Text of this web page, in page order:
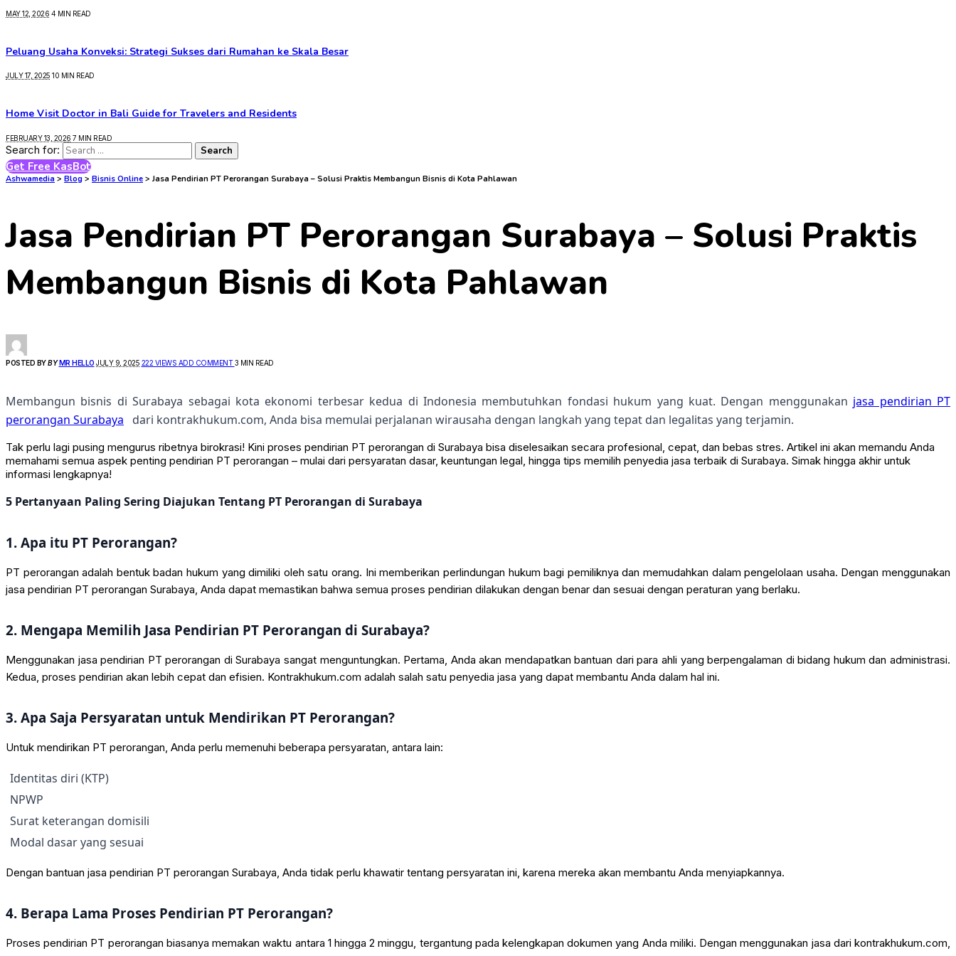
MAY 12, 2026 4 MIN READ
Peluang Usaha Konveksi: Strategi Sukses dari Rumahan ke Skala Besar
JULY 17, 2025 10 MIN READ
Home Visit Doctor in Bali Guide for Travelers and Residents
FEBRUARY 13, 2026 7 MIN READ
Search for:
Get Free KasBot
Ashwamedia > Blog > Bisnis Online > Jasa Pendirian PT Perorangan Surabaya – Solusi Praktis Membangun Bisnis di Kota Pahlawan
Jasa Pendirian PT Perorangan Surabaya – Solusi Praktis
Membangun Bisnis di Kota Pahlawan
POSTED BY BYMR HELLO JULY 9, 2025 222 VIEWS ADD COMMENT3 MIN READ
Membangun bisnis di Surabaya sebagai kota ekonomi terbesar kedua di Indonesia membutuhkan fondasi hukum yang kuat. Dengan menggunakan jasa pendirian PT
perorangan Surabaya dari kontrakhukum.com, Anda bisa memulai perjalanan wirausaha dengan langkah yang tepat dan legalitas yang terjamin.
Tak perlu lagi pusing mengurus ribetnya birokrasi! Kini proses pendirian PT perorangan di Surabaya bisa diselesaikan secara profesional, cepat, dan bebas stres. Artikel ini akan memandu Anda
memahami semua aspek penting pendirian PT perorangan – mulai dari persyaratan dasar, keuntungan legal, hingga tips memilih penyedia jasa terbaik di Surabaya. Simak hingga akhir untuk
informasi lengkapnya!
5 Pertanyaan Paling Sering Diajukan Tentang PT Perorangan di Surabaya
1. Apa itu PT Perorangan?
PT perorangan adalah bentuk badan hukum yang dimiliki oleh satu orang. Ini memberikan perlindungan hukum bagi pemiliknya dan memudahkan dalam pengelolaan usaha. Dengan menggunakan
jasa pendirian PT perorangan Surabaya, Anda dapat memastikan bahwa semua proses pendirian dilakukan dengan benar dan sesuai dengan peraturan yang berlaku.
2. Mengapa Memilih Jasa Pendirian PT Perorangan di Surabaya?
Menggunakan jasa pendirian PT perorangan di Surabaya sangat menguntungkan. Pertama, Anda akan mendapatkan bantuan dari para ahli yang berpengalaman di bidang hukum dan administrasi.
Kedua, proses pendirian akan lebih cepat dan efisien. Kontrakhukum.com adalah salah satu penyedia jasa yang dapat membantu Anda dalam hal ini.
3. Apa Saja Persyaratan untuk Mendirikan PT Perorangan?
Untuk mendirikan PT perorangan, Anda perlu memenuhi beberapa persyaratan, antara lain:
Identitas diri (KTP)
NPWP
Surat keterangan domisili
Modal dasar yang sesuai
Dengan bantuan jasa pendirian PT perorangan Surabaya, Anda tidak perlu khawatir tentang persyaratan ini, karena mereka akan membantu Anda menyiapkannya.
4. Berapa Lama Proses Pendirian PT Perorangan?
Proses pendirian PT perorangan biasanya memakan waktu antara 1 hingga 2 minggu, tergantung pada kelengkapan dokumen yang Anda miliki. Dengan menggunakan jasa dari kontrakhukum.com,